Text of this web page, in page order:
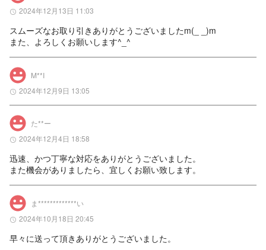
2024年12月13日 11:03
スムーズなお取り引きありがとうございましたm(_ _)m
また、よろしくお願いします^_^
M**I
2024年12月9日 13:05
た**ー
2024年12月4日 18:58
迅速、かつ丁寧な対応をありがとうございました。
また機会がありましたら、宜しくお願い致します。
ま*************い
2024年10月18日 20:45
早々に送って頂きありがとうございました。